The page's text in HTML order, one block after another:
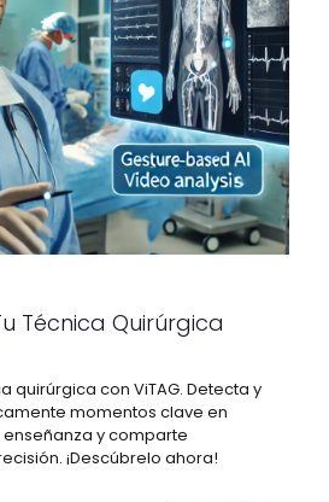
Técnica Quirúrgica
quirúrgica con ViTAG. Detecta y
momentos clave en
y comparte
¡Descúbrelo ahora!